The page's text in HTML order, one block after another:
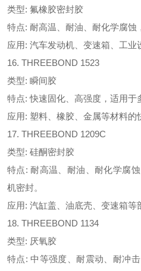
类型: 氟橡胶密封胶
特点: 耐高温、耐油、耐化学腐蚀
应用: 汽车发动机、变速箱、工业
16. THREEBOND 1523
类型: 瞬间胶
特点: 快速固化、高强度，适用于
应用: 塑料、橡胶、金属等材料的
17. THREEBOND 1209C
类型: 硅酮密封胶
特点: 耐高温、耐油、耐化学腐
机密封。
应用: 汽缸盖、油底壳、变速箱等
18. THREEBOND 1134
类型: 厌氧胶
特点: 中等强度、耐震动、耐冲